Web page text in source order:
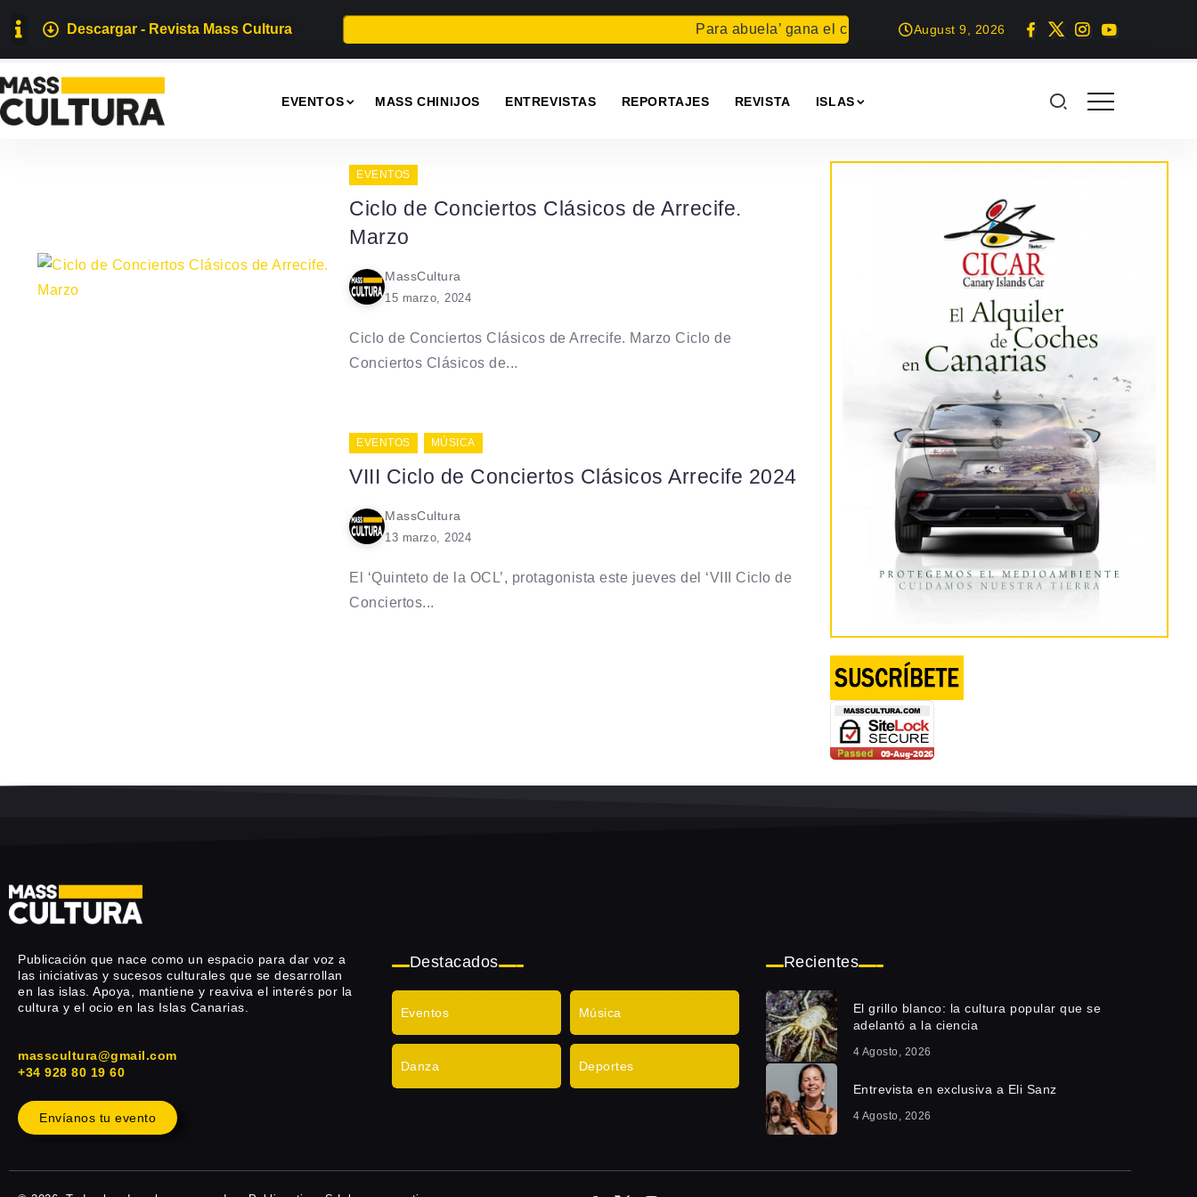
Descargar - Revista Mass Cultura Para abuela’ gana el concurso Carta para una fiestaSummer Geek en
August 9, 2026
EVENTOS MASS CHINIJOS ENTREVISTAS REPORTAJES REVISTA ISLAS
EVENTOS
Ciclo de Conciertos Clásicos de Arrecife.
Marzo
MassCultura
15 marzo, 2024
Ciclo de Conciertos Clásicos de Arrecife. Marzo Ciclo de
Conciertos Clásicos de...
EVENTOS MÚSICA
VIII Ciclo de Conciertos Clásicos Arrecife 2024
MassCultura
13 marzo, 2024
El ‘Quinteto de la OCL’, protagonista este jueves del ‘VIII Ciclo de
Conciertos...
Publicación que nace como un espacio para dar voz a
las iniciativas y sucesos culturales que se desarrollan
en las islas. Apoya, mantiene y reaviva el interés por la
cultura y el ocio en las Islas Canarias.
masscultura@gmail.com
+34 928 80 19 60
Envíanos tu evento
Destacados
Eventos Música
Danza Deportes
Recientes
El grillo blanco: la cultura popular que se
adelantó a la ciencia
4 Agosto, 2026
Entrevista en exclusiva a Eli Sanz
4 Agosto, 2026